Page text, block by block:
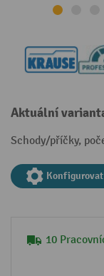
Aktuální
Schody/příčky,
10